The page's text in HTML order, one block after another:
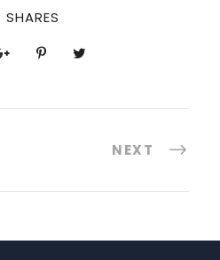
SHARES
NEXT